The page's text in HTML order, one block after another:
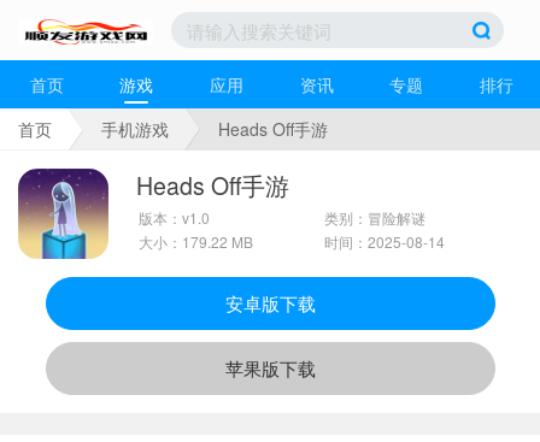
首页 游戏 应用 资讯 专题
排行
首页
手机游戏 Heads Off手游
Heads Off手游
版本：v1.0
大小：179.22 MB
类别：冒险解谜
时间：2025-08-14
安卓版下载
苹果版下载